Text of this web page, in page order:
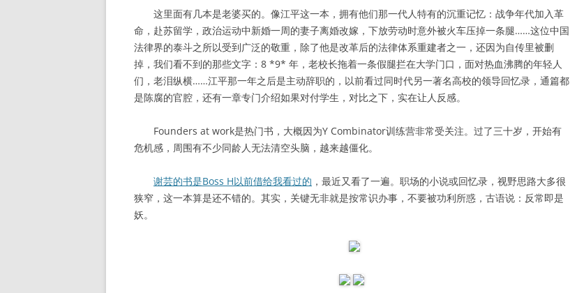
这里面有几本是老婆买的。像江平这一本，拥有他们那一代人特有的沉重记忆：战争年代加入革
命，赴苏留学，政治运动中新婚一周的妻子离婚改嫁，下放劳动时意外被火车压掉一条腿……这位中国
法律界的泰斗之所以受到广泛的敬重，除了他是改革后的法律体系重建者之一，还因为自传里被删
掉，我们看不到的那些文字：8 *9* 年，老校长拖着一条假腿拦在大学门口，面对热血沸腾的年轻人
们，老泪纵横……江平那一年之后是主动辞职的，以前看过同时代另一著名高校的领导回忆录，通篇都
是陈腐的官腔，还有一章专门介绍如果对付学生，对比之下，实在让人反感。
Founders at work是热门书，大概因为Y Combinator训练营非常受关注。过了三十岁，开始有
危机感，周围有不少同龄人无法清空头脑，越来越僵化。
谢芸的书是Boss H以前借给我看过的 ，最近又看了一遍。职场的小说或回忆录，视野思路大多很
狭窄，这一本算是还不错的。其实，关键无非就是按常识办事，不要被功利所惑，古语说：反常即是
妖。